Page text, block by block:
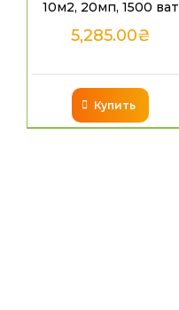
10м2, 20мп, 1500 ват
5,285.00₴
Купить